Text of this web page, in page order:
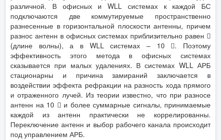
различной. В офисных и WLL системах к каждой БС
подключаются две коммутируемые пространственно
разнесенные в горизонтальной плоскости антенны, причем
разнос антенн в офисных системах приблизительно равен 
(длине волны), а в WLL системах – 10 . Поэтому
эффективность этого метода в офисных системах
сказывается при малых удалениях. В системах WLL АРБ
стационарны и причина замираний заключается в
воздействии эффекта рефракции на разность хода прямого
и отраженного лучей. Из теории известно, что при разносе
антенн на 10  и более суммарные сигналы, принимаемые
каждой из антенн практически не коррелированны.
Переключение антенн и выбор рабочего канала происходит
под управлением АРБ.